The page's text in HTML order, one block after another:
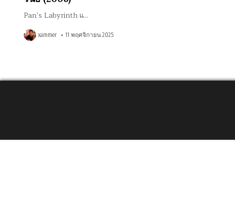
Pan’s Labyrinth แ…
xammer 11 พฤศจิกายน 2025